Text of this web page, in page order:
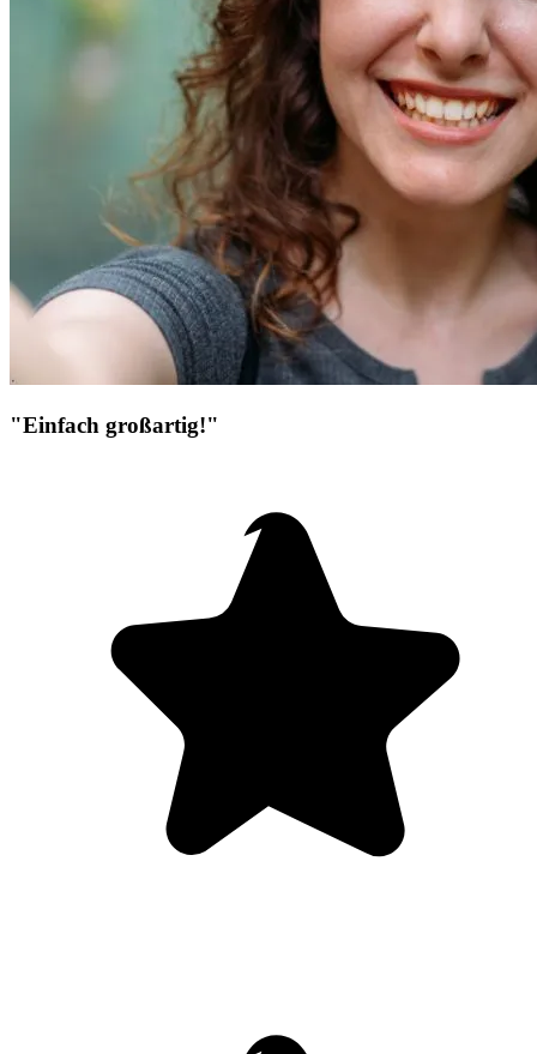
"Einfach großartig!"